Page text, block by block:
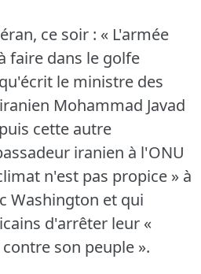
ce soir : « L'armée
faire dans le golfe
le ministre des
Mohammad Javad
cette autre
iranien à l'ONU
n'est pas propice » à
Washington et qui
d'arrêter leur «
son peuple ».